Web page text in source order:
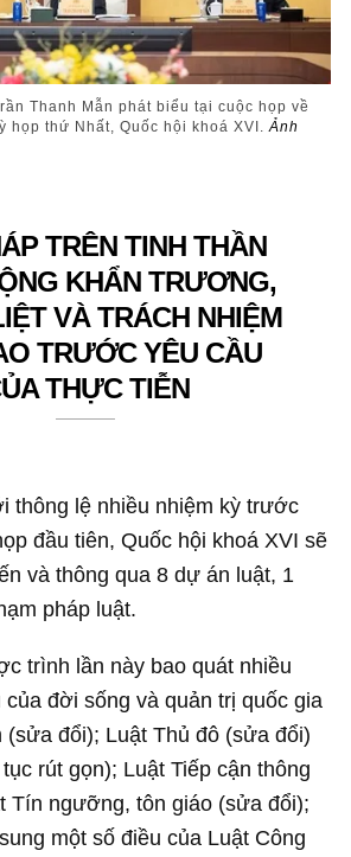
Thanh Mẫn phát biểu tại cuộc họp về
họp thứ Nhất, Quốc hội khoá XVI.Ảnh
TRÊN TINH THẦN
KHẨN TRƯƠNG,
VÀ TRÁCH NHIỆM
TRƯỚC YÊU CẦU
THỰC TIỄN
thông lệ nhiều nhiệm kỳ trước
đầu tiên, Quốc hội khoá XVI sẽ
và thông qua 8 dự án luật, 1
pháp luật.
trình lần này bao quát nhiều
đời sống và quản trị quốc gia
(sửa đổi); Luật Thủ đô (sửa đổi)
rút gọn); Luật Tiếp cận thông
Tín ngưỡng, tôn giáo (sửa đổi);
một số điều của Luật Công